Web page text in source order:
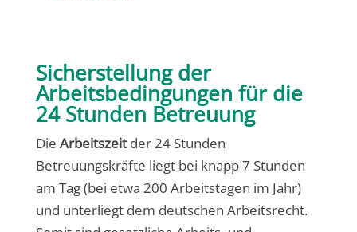
Sicherstellung der
Arbeitsbedingungen für die
24 Stunden Betreuung
Die Arbeitszeitder 24 Stunden
Betreuungskräfte liegt bei knapp 7 Stunden
am Tag (bei etwa 200 Arbeitstagen im Jahr)
und unterliegt dem deutschen Arbeitsrecht.